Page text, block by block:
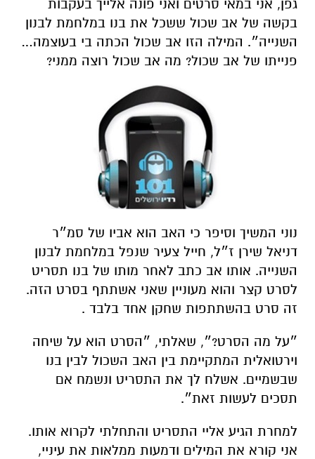
גפן, אני במאי סרטים ואני פונה אלייך בעקבות
בקשה של אב שכול ששכל את בנו במלחמת לבנון
השנייה״. המילה הזו אב שכול הכתה בי בעוצמה…
פנייתו של אב שכול? מה אב שכול רוצה ממני?
נוני המשיך וסיפר כי האב הוא אביו של סמ״ר
דניאל שירן ז״ל, חייל צעיר שנפל במלחמת לבנון
השנייה. אותו אב כתב לאחר מותו של בנו תסריט
לסרט קצר והוא מעוניין שאני אשתתף בסרט הזה.
זה סרט בהשתתפות שחקן אחד בלבד .
״על מה הסרט?״, שאלתי, ״הסרט הוא על שיחה
וירטואלית המתקיימת בין האב השכול לבין בנו
שבשמיים. אשלח לך את התסריט ונשמח אם
תסכים לעשות זאת״.
למחרת הגיע אליי התסריט והתחלתי לקרוא אותו.
אני קורא את המילים ודמעות ממלאות את עיניי,